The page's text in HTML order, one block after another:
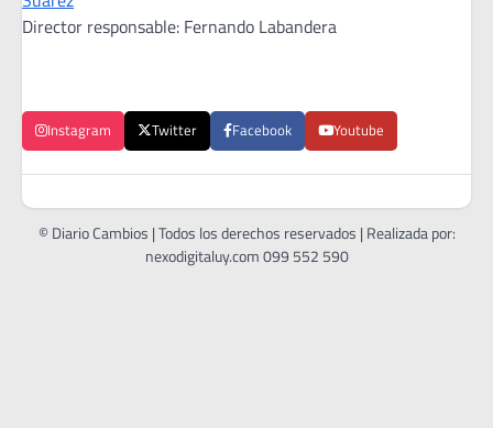
Director responsable: Fernando Labandera
Instagram Twitter Facebook Youtube